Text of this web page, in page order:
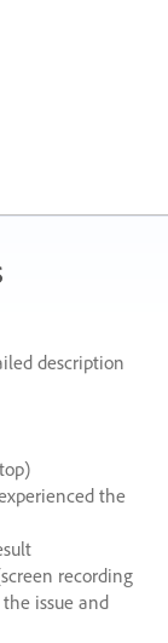
description
the
recording
issue and